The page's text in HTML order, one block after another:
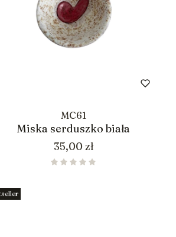
MC61
Miska serduszko biała
Cena
35,00 zł